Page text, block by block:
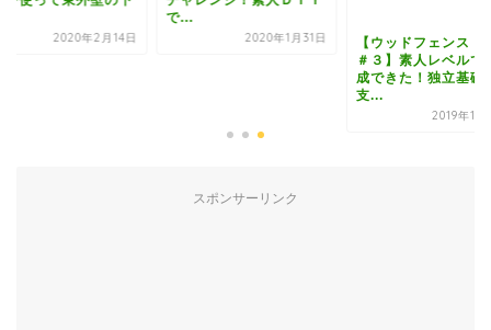
2020年2月14日
で...
2020年1月31日
【ウッドフェンス・
＃３】素人レベルで
成できた！独立基礎
支...
2019年11
スポンサーリンク